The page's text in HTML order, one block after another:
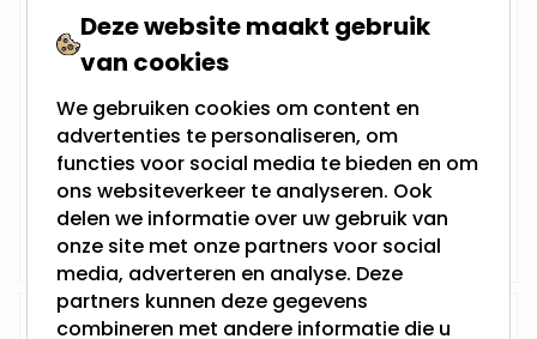
Aantal LED's: 1350
Werkt op netstroom
Voorzien van een timer
Voor binnen & buiten
Niet op voorraad 119,95
Micro LED kerstboom op voet -
Deze website maakt gebruik
van cookies
We gebruiken cookies om content en
advertenties te personaliseren, om
functies voor social media te bieden en om
ons websiteverkeer te analyseren. Ook
delen we informatie over uw gebruik van
onze site met onze partners voor social
media, adverteren en analyse. Deze
partners kunnen deze gegevens
combineren met andere informatie die u